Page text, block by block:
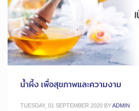
น้ำผึ้ง เพื่อสุขภาพและความงาม
TUESDAY, 01 SEPTEMBER 2020 BYADMIN